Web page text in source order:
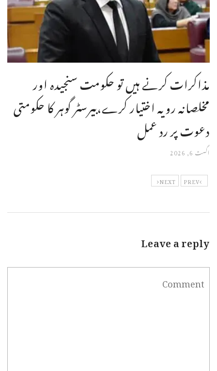
مذاکرات کرنے ہیں تو حکومت سنجیدہ اور
مخلصانہ رویہ اختیار کرے،بیرسٹر گوہر کا حکومتی
دعوت پر رد عمل
اگست 6, 2026
PREV
NEXT
Leave a reply